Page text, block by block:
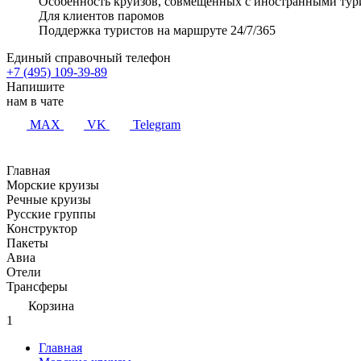
Для клиентов паромов
Поддержка туристов на маршруте 24/7/365
Единый справочный телефон
+7 (495) 109-39-89
Напишите
нам в чате
MAX
VK Telegram
Главная
Морские круизы
Речные круизы
Русские группы
Конструктор
Пакеты
Авиа
Отели
Трансферы
Корзина
1
Главная